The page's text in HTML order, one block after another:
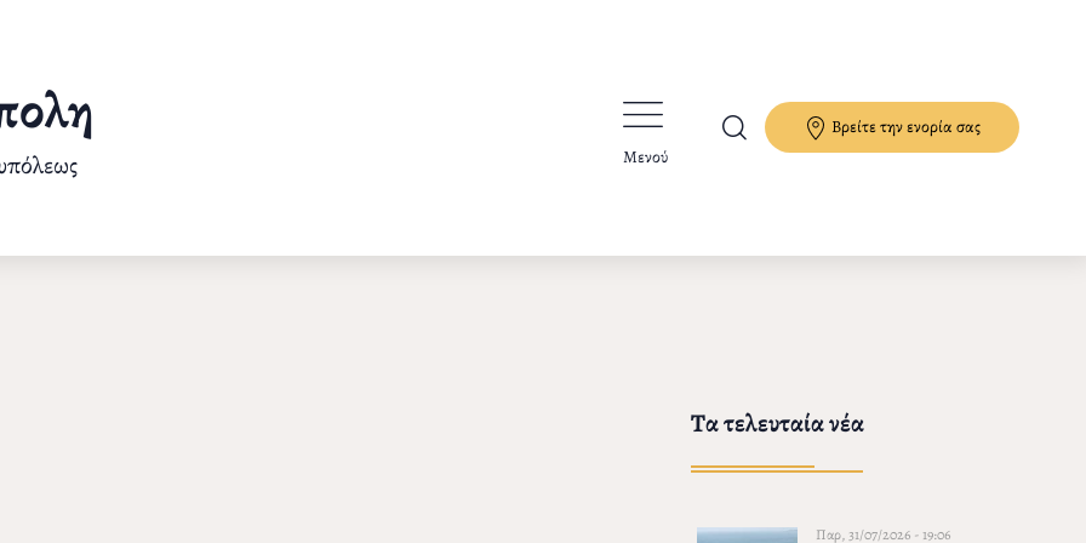
Μενού
Βρείτε την ενορία σας
Τα τελευταία νέα
Παρ, 31/07/2026 - 19:06